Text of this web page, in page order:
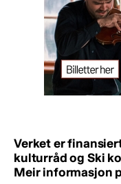
Verket er
kulturråd og Ski
Meir informasjon